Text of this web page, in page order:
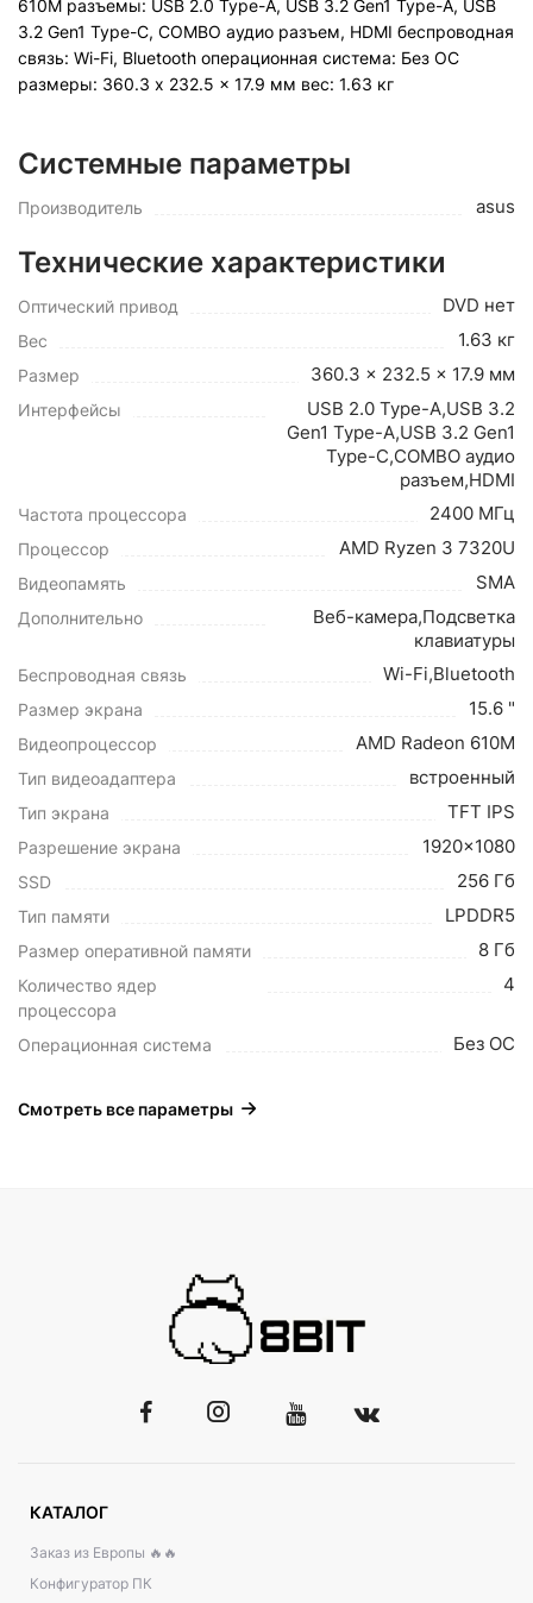
610M разъемы: USB 2.0 Type-A, USB 3.2 Gen1 Type-A, USB
3.2 Gen1 Type-C, COMBO аудио разъем, HDMI беспроводная
связь: Wi-Fi, Bluetooth операционная система: Без ОС
pазмеры: 360.3 x 232.5 x 17.9 мм вес: 1.63 кг
Системные параметры
Производитель asus
Технические характеристики
Оптический привод DVD нет
Вес 1.63 кг
Размер 360.3 x 232.5 x 17.9 мм
Интерфейсы
USB 2.0 Type-A,USB 3.2
Gen1 Type-A,USB 3.2 Gen1
Type-C,COMBO аудио
разъем,HDMI
Частота процессора 2400 МГц
Процессор AMD Ryzen 3 7320U
Видеопамять SMA
Дополнительно
Веб-камера,Подсветка
клавиатуры
Беспроводная связь Wi-Fi,Bluetooth
Размер экрана 15.6 "
Видеопроцессор AMD Radeon 610M
Тип видеоадаптера встроенный
Тип экрана TFT IPS
Разрешение экрана 1920x1080
SSD 256 Гб
Тип памяти LPDDR5
Размер оперативной памяти 8 Гб
Количество ядер
процессора
4
Операционная система Без ОС
Смотреть все параметры
КАТАЛОГ
Заказ из Европы 🔥🔥
Конфигуратор ПК